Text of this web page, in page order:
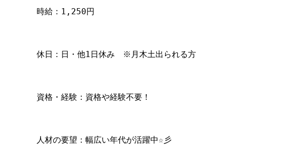
時給：1,250円
休日：日・他1日休み　※月木土出られる方
資格・経験：資格や経験不要！
人材の要望：幅広い年代が活躍中☆彡